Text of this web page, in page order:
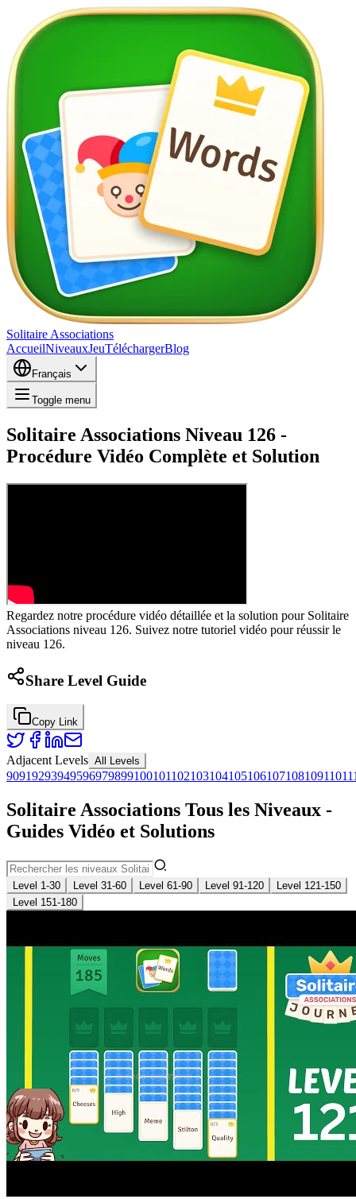
Solitaire Associations
AccueilNiveauxJeuTéléchargerBlog
Français
Toggle menu
Solitaire Associations Niveau 126 -
Procédure Vidéo Complète et Solution
Regardez notre procédure vidéo détaillée et la solution pour Solitaire
Associations niveau 126. Suivez notre tutoriel vidéo pour réussir le
niveau 126.
Share Level Guide
Copy Link
Adjacent Levels All Levels
90919293949596979899100101102103104105106107108109110
Solitaire Associations Tous les Niveaux -
Guides Vidéo et Solutions
Level 1-30 Level 31-60 Level 61-90 Level 91-120
Level 121-150
Level 151-180